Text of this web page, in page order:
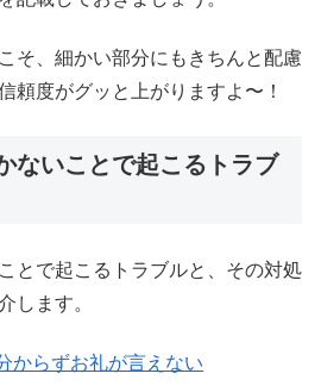
そ、細かい部分にもきちんと配慮
頼度がグッと上がりますよ〜！
ないことで起こるトラブ
とで起こるトラブルと、その対処
します。
からずお礼が言えない